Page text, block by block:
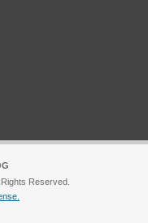
Reserved.